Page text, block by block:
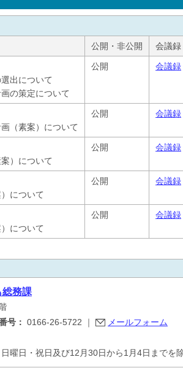
公開・非公開 会議録
出について
の策定について
公開 会議録
（素案）について
公開 会議録
）について
公開 会議録
について
公開 会議録
について
公開 会議録
総務課
号： 0166-26-5722 ｜
メールフォーム
曜日・祝日及び12月30日から1月4日までを除